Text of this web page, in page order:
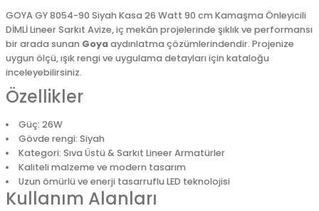
GOYA GY 8054-90 Siyah Kasa 26 Watt 90 cm Kamaşma Önleyicili
DİMLİ Lineer Sarkıt Avize, iç mekân projelerinde şıklık ve performansı
bir arada sunan Goyaaydınlatma çözümlerindendir. Projenize
uygun ölçü, ışık rengi ve uygulama detayları için kataloğu
inceleyebilirsiniz.
Özellikler
Güç: 26W
Gövde rengi: Siyah
Kategori: Sıva Üstü & Sarkıt Lineer Armatürler
Kaliteli malzeme ve modern tasarım
Uzun ömürlü ve enerji tasarruflu LED teknolojisi
Kullanım Alanları